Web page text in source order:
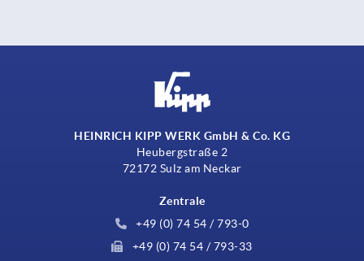
HEINRICH KIPP WERK GmbH & Co. KG
Heubergstraße 2
72172 Sulz am Neckar
Zentrale
+49 (0) 74 54 / 793-0
+49 (0) 74 54 / 793-33